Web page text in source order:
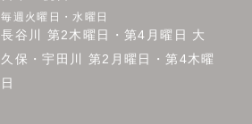
毎週火曜日・水曜日
長谷川 第2木曜日・第4月曜日
大
久保・宇田川 第2月曜日・第4木曜
日